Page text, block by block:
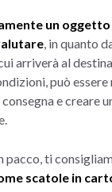
un oggetto
, in quanto
arriverà al
può
e creare
pacco, ti
scatole in